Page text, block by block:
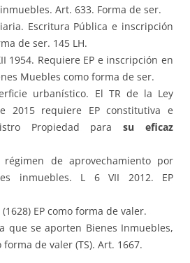
Art. 633. Forma de ser.
Escritura Pública e inscripción
de ser. 145 LH.
1954. Requiere EP e inscripción en
Muebles como forma de ser.
urbanístico. El TR de la Ley
2015 requiere EP constitutiva e
Propiedad parasu eficaz
régimen de aprovechamiento por
inmuebles. L 6 VII 2012. EP
EP como forma de valer.
que se aporten Bienes Inmuebles,
forma de valer (TS). Art. 1667.